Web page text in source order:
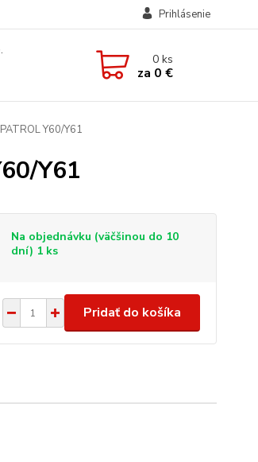
Prihlásenie
0ks
za 0 €
Y60/Y61
Y61
Na objednávku (väčšinou do 10
dní) 1 ks
Pridať do košíka